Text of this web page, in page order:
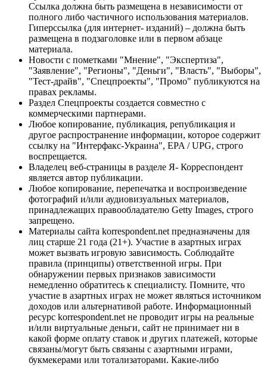
Ссылка должна быть размещена в независимости от
полного либо частичного использования материалов.
Гиперссылка (для интернет- изданий) – должна быть
размещена в подзаголовке или в первом абзаце
материала.
Новости с пометками "Мнение", "Экспертиза",
"Заявление", "Регионы", "Деньги", "Власть", "Выборы",
"Тест-драйв", "Спецпроекты", "Промо" публикуются на
правах рекламы.
Раздел Спецпроекты создается совместно с
коммерческими партнерами.
Любое копирование, публикация, републикация и
другое распространение информации, которое содержит
ссылку на "Интерфакс-Украина", EPA / UPG, строго
воспрещается.
Владелец веб-страницы в разделе Я- Корреспондент
является автор публикации.
Любое копирование, перепечатка и воспроизведение
фотографий и/или аудиовизуальных материалов,
принадлежащих правообладателю Getty Images, строго
запрещено.
Материалы сайта korrespondent.net предназначены для
лиц старше 21 года (21+). Участие в азартных играх
может вызвать игровую зависимость. Соблюдайте
правила (принципы) ответственной игры. При
обнаружении первых признаков зависимости
немедленно обратитесь к специалисту. Помните, что
участие в азартных играх не может являться источником
доходов или альтернативой работе. Информационный
ресурс korrespondent.net не проводит игры на реальные
и/или виртуальные деньги, сайт не принимает ни в
какой форме оплату ставок и других платежей, которые
связаны/могут быть связаны с азартными играми,
букмекерами или тотализаторами. Какие-либо